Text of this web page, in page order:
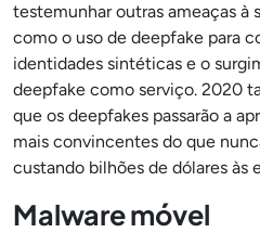
testemunhar outras ameaças à
como o uso de deepfake para
identidades sintéticas e o
deepfake como serviço. 2020
que os deepfakes passarão a
mais convincentes do que
custando bilhões de dólares às
Malware móvel